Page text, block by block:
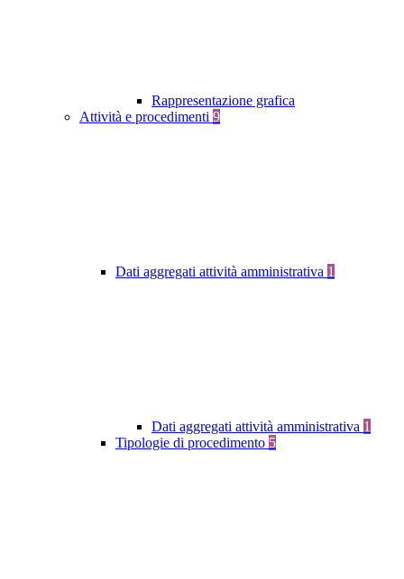
Rappresentazione grafica
Attività e procedimenti 9
Dati aggregati attività amministrativa 1
Dati aggregati attività amministrativa 1
Tipologie di procedimento 5